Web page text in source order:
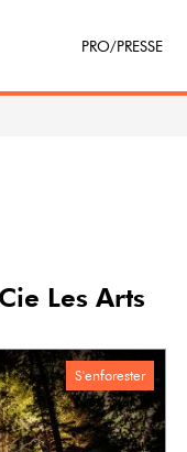
PRO/PRESSE
Les Arts
S'enforester